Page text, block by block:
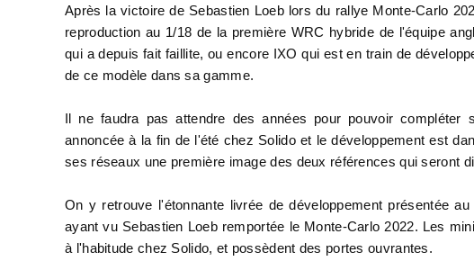
Après la victoire de Sebastien Loeb lors du rallye Monte-Carlo
reproduction au 1/18 de la première WRC hybride de l'équipe
qui a depuis fait faillite, ou encore IXO qui est en train de
de ce modèle dans sa gamme.
Il ne faudra pas attendre des années pour pouvoir
annoncée à la fin de l'été chez Solido et le développement est
ses réseaux une première image des deux références qui seront
On y retrouve l'étonnante livrée de développement présentée a
ayant vu Sebastien Loeb remportée le Monte-Carlo 2022. Les
à l'habitude chez Solido, et possèdent des portes ouvrantes.